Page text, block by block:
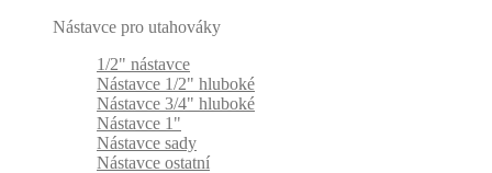
Nástavce pro utahováky
1/2" nástavce
Nástavce 1/2" hluboké
Nástavce 3/4" hluboké
Nástavce 1"
Nástavce sady
Nástavce ostatní